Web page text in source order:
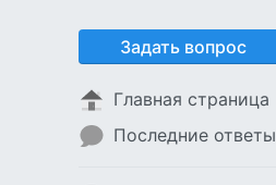
Задать вопрос
Главная страница
Последние ответы